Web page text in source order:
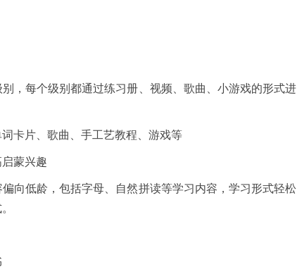
每个级别都通过练习册、视频、歌曲、小游戏的形式进
卡片、歌曲、手工艺教程、游戏等
蒙兴趣
低龄，包括字母、自然拼读等学习内容，学习形式轻松